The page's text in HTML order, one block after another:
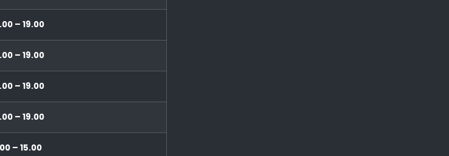
– 19.00
– 19.00
– 19.00
– 19.00
– 15.00